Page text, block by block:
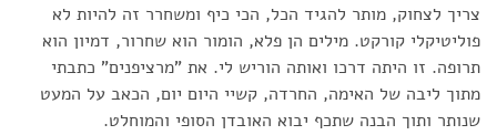
צריך לצחוק, מותר להגיד הכל, הכי כיף ומשחרר זה להיות לא
פוליטיקלי קורקט. מילים הן פלא, הומור הוא שחרור, דמיון הוא
תרופה. זו היתה דרכו ואותה הוריש לי. את "מרציפנים" כתבתי
מתוך ליבה של האימה, החרדה, קשיי היום יום, הכאב על המעט
שנותר ותוך הבנה שתכף יבוא האובדן הסופי והמוחלט.